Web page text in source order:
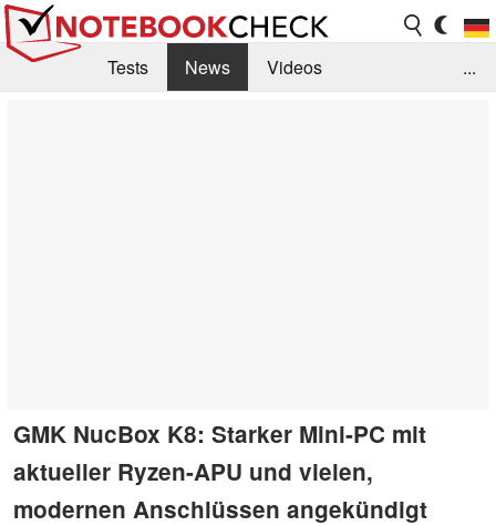
Tests News
Videos
...
GMK NucBox K8: Starker Mini-PC mit
aktueller Ryzen-APU und vielen,
modernen Anschlüssen angekündigt